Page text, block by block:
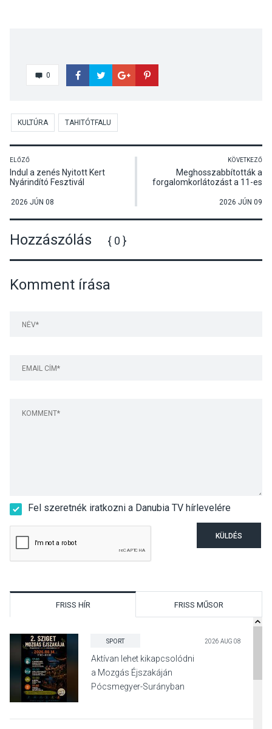
0
KULTÚRA TAHITÓTFALU
ELŐZŐ
Indul a zenés Nyitott Kert
Nyárindító Fesztivál
2026 JÚN 08
KÖVETKEZŐ
Meghosszabbították a
forgalomkorlátozást a 11-es
2026 JÚN 09
Hozzászólás { 0 }
Komment írása
Fel szeretnék iratkozni a Danubia TV hírlevelére
KÜLDÉS
FRISS HÍR FRISS MŰSOR
SPORT 2026 AUG 08
Aktívan lehet kikapcsolódni
a Mozgás Éjszakáján
Pócsmegyer-Surányban